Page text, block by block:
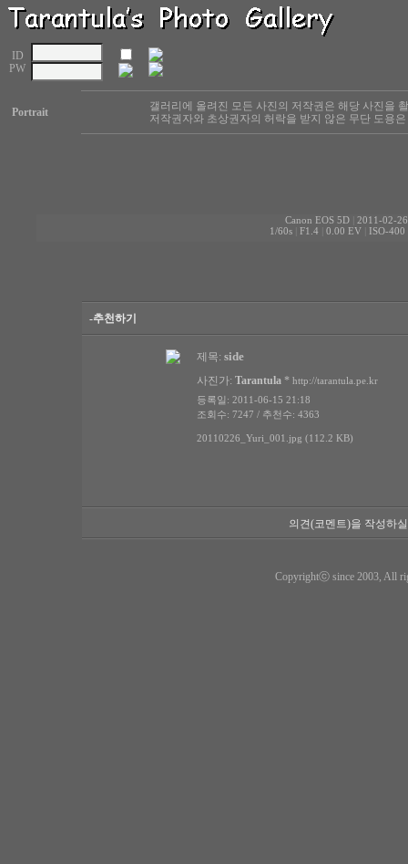
ID
PW
Portrait
갤러리에 올려진 모든 사진의 저작권은 해당 사진을
저작권자와 초상권자의 허락을 받지 않은 무단 도용
Canon EOS 5D
2011-02-
1/60s| F1.4 0.00 EV| ISO-400
-추천하기
제목: side
사진가: Tarantula * http://tarantula.pe.kr
등록일: 2011-06-15 21:18
조회수: 7247 / 추천수: 4363
20110226_Yuri_001.jpg (112.2 KB)
의견(코멘트)을 작성하
Copyrightⓒ since 2003, All